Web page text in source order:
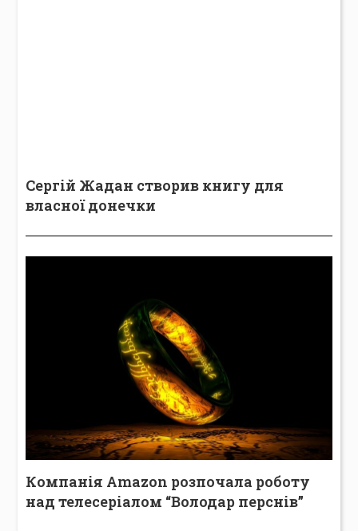
Сергій Жадан створив книгу для
власної донечки
Компанія Amazon розпочала роботу
над телесеріалом “Володар перснів”